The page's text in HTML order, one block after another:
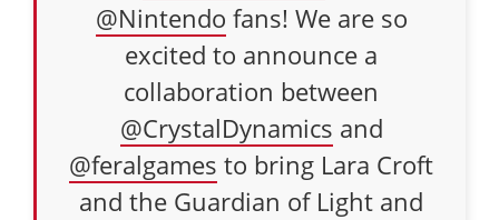
@Nintendo fans! We are so
excited to announce a
collaboration between
@CrystalDynamics and
@feralgames to bring Lara Croft
and the Guardian of Light and